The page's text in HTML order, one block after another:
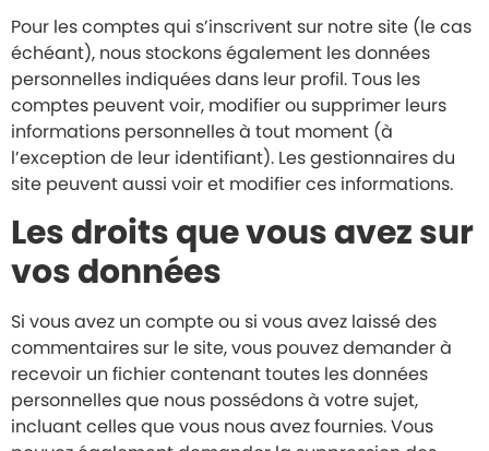
Pour les comptes qui s’inscrivent sur notre site (le cas
échéant), nous stockons également les données
personnelles indiquées dans leur profil. Tous les
comptes peuvent voir, modifier ou supprimer leurs
informations personnelles à tout moment (à
l’exception de leur identifiant). Les gestionnaires du
site peuvent aussi voir et modifier ces informations.
Les droits que vous avez sur
vos données
Si vous avez un compte ou si vous avez laissé des
commentaires sur le site, vous pouvez demander à
recevoir un fichier contenant toutes les données
personnelles que nous possédons à votre sujet,
incluant celles que vous nous avez fournies. Vous